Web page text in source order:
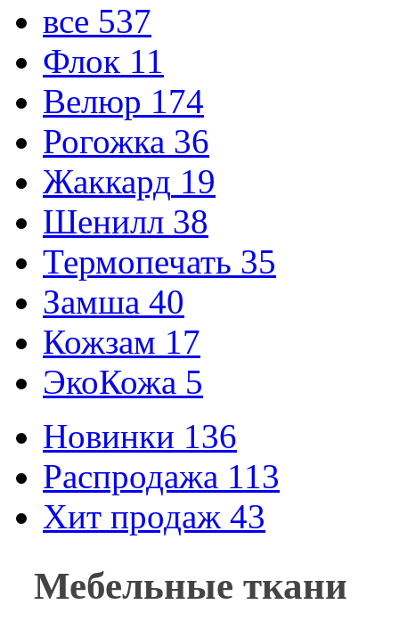
все 537
Флок 11
Велюр 174
Рогожка 36
Жаккард 19
Шенилл 38
Термопечать 35
Замша 40
Кожзам 17
ЭкоКожа 5
Новинки 136
Распродажа 113
Хит продаж 43
Мебельные ткани